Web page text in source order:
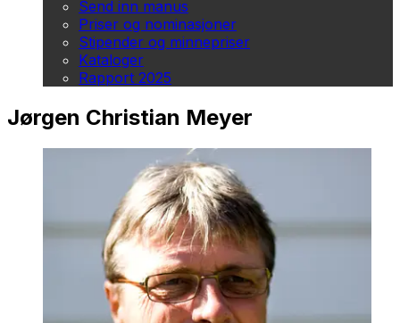
Send inn manus
Priser og nominasjoner
Stipender og minnepriser
Kataloger
Rapport 2025
Jørgen Christian Meyer